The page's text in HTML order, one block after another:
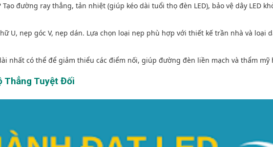
Tạo đường ray thẳng, tản nhiệt (giúp kéo dài tuổi thọ đèn LED), bảo vệ dây LED
U, nẹp góc V, nẹp dán. Lựa chọn loại nẹp phù hợp với thiết kế trần nhà và loại
nhất có thể để giảm thiểu các điểm nối, giúp đường đèn liền mạch và thẩm mỹ
Thẳng Tuyệt Đối